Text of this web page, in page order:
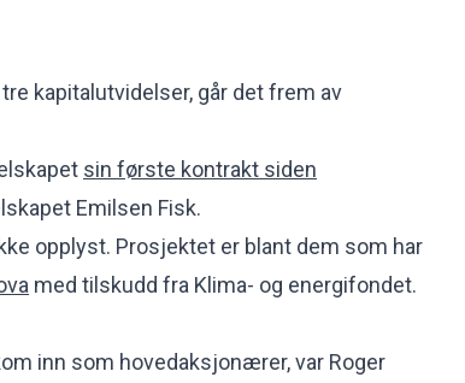
kapitalutvidelser, går det frem av
sin første kontrakt siden
Emilsen Fisk.
opplyst. Prosjektet er blant dem som har
med tilskudd fra Klima- og energifondet.
inn som hovedaksjonærer, var Roger